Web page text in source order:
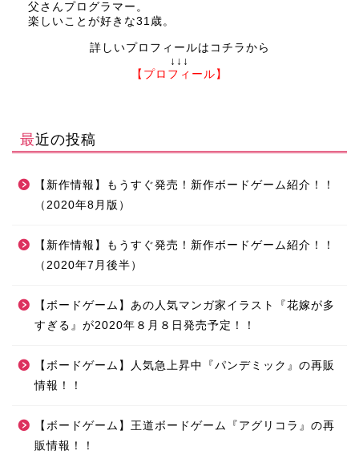
父さんプログラマー。
楽しいことが好きな31歳。
詳しいプロフィールはコチラから
↓↓↓
【プロフィール】
最近の投稿
【新作情報】もうすぐ発売！新作ボードゲーム紹介！！
（2020年8月版）
【新作情報】もうすぐ発売！新作ボードゲーム紹介！！
（2020年7月後半）
【ボードゲーム】あの人気マンガ家イラスト『花嫁が多
すぎる』が2020年８月８日発売予定！！
【ボードゲーム】人気急上昇中『パンデミック』の再販
情報！！
【ボードゲーム】王道ボードゲーム『アグリコラ』の再
販情報！！